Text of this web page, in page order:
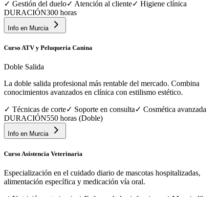
✓ Gestión del duelo✓ Atención al cliente✓ Higiene clínica
DURACIÓN300 horas
Info en Murcia
Curso ATV y Peluquería Canina
Doble Salida
La doble salida profesional más rentable del mercado. Combina
conocimientos avanzados en clínica con estilismo estético.
✓ Técnicas de corte✓ Soporte en consulta✓ Cosmética avanzada
DURACIÓN550 horas (Doble)
Info en Murcia
Curso Asistencia Veterinaria
Especialización en el cuidado diario de mascotas hospitalizadas,
alimentación específica y medicación vía oral.